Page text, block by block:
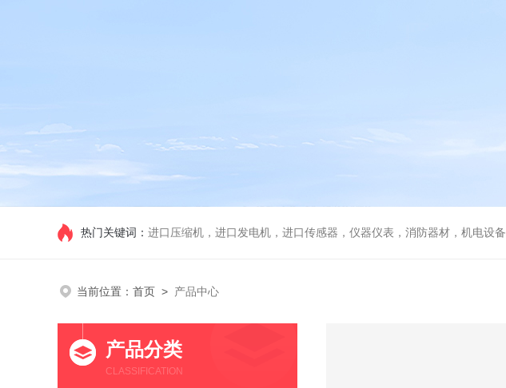
热门关键词： 进口压缩机，进口发电机，进口传感器，仪器仪表，消防器材，机电设备
当前位置： 首页 > 产品中心
产品分类
CLASSIFICATION